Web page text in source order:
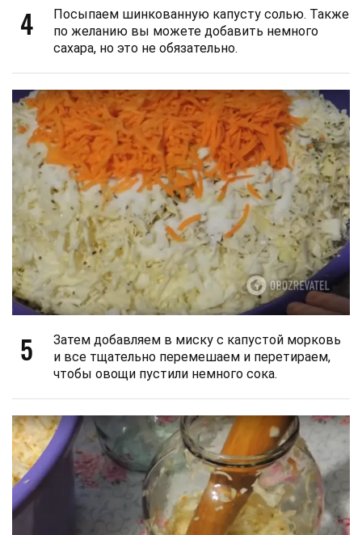
4
Посыпаем шинкованную капусту солью. Также
по желанию вы можете добавить немного
сахара, но это не обязательно.
5
Затем добавляем в миску с капустой морковь
и все тщательно перемешаем и перетираем,
чтобы овощи пустили немного сока.